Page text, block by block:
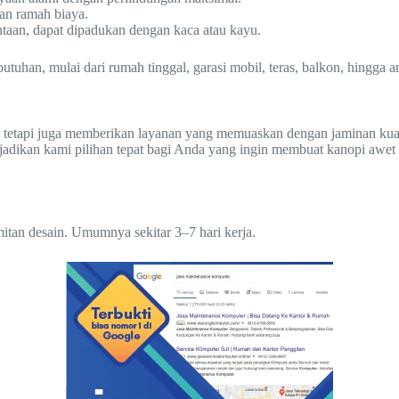
ramah biaya.
dapat dipadukan dengan kaca atau kayu.
mulai dari rumah tinggal, garasi mobil, teras, balkon, hingga
juga memberikan layanan yang memuaskan dengan jaminan
kami pilihan tepat bagi Anda yang ingin membuat kanopi
desain. Umumnya sekitar 3–7 hari kerja.